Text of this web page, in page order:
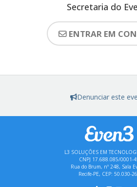
Secretaria do
ENTRAR EM
Denunciar este
L3 SOLUÇÕES EM
CNPJ 17.688.085/0001-
Rua do Brum, nº 248, Sala
Recife-PE, CEP: 50.030-